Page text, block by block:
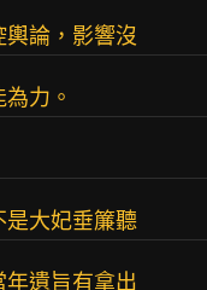
論，影響沒
力。
是大妃垂簾聽
遺旨有拿出